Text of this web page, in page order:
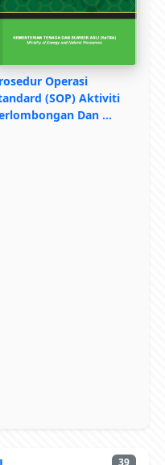
Operasi
(SOP) Aktiviti
Dan …
39